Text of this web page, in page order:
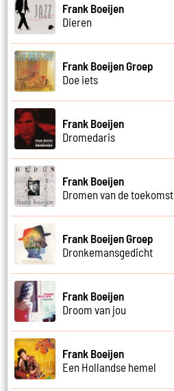
Frank Boeijen
Dieren
Frank Boeijen Groep
Doe iets
Frank Boeijen
Dromedaris
Frank Boeijen
Dromen van de toekomst
Frank Boeijen Groep
Dronkemansgedicht
Frank Boeijen
Droom van jou
Frank Boeijen
Een Hollandse hemel